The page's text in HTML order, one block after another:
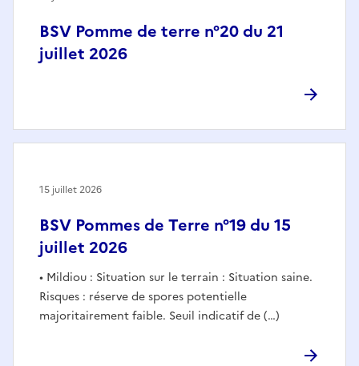
BSV Pomme de terre n°20 du 21
juillet 2026
BSV Pommes de Terre n°19 du 15
juillet 2026
• Mildiou : Situation sur le terrain : Situation saine.
Risques : réserve de spores potentielle
majoritairement faible. Seuil indicatif de (…)
15 juillet 2026